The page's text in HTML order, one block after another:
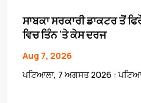
ਸਾਬਕਾ ਸਰਕਾਰੀ ਡਾਕਟਰ ਤੋਂ
ਵਿਚ ਤਿੰਨ ‘ਤੇ ਕੇਸ ਦਰਜ
Aug 7, 2026
ਪਟਿਆਲਾ, 7 ਅਗਸਤ 2026 :